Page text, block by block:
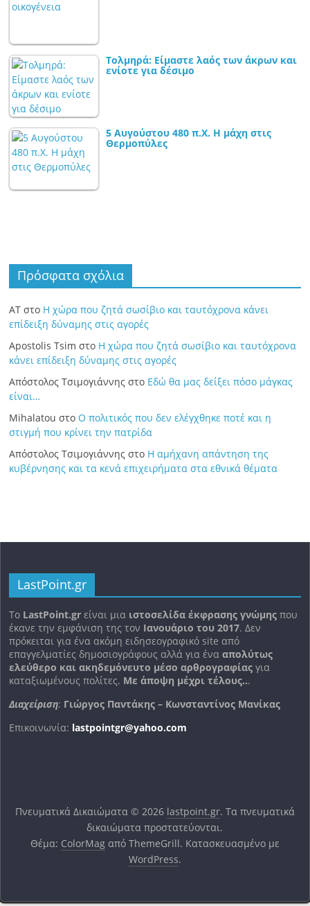
Τολμηρά: Είμαστε λαός των άκρων και
ενίοτε για δέσιμο
5 Αυγούστου 480 π.Χ. Η μάχη στις
Θερμοπύλες
Πρόσφατα σχόλια
ΑΤ στο Η χώρα που ζητά σωσίβιο και ταυτόχρονα κάνει
επίδειξη δύναμης στις αγορές
Apostolis Tsim στο Η χώρα που ζητά σωσίβιο και ταυτόχρονα
κάνει επίδειξη δύναμης στις αγορές
Απόστολος Τσιμογιάννης στο Εδώ θα μας δείξει πόσο μάγκας
είναι…
Mihalatou στοΟ πολιτικός που δεν ελέγχθηκε ποτέ και η
στιγμή που κρίνει την πατρίδα
Απόστολος Τσιμογιάννης στο Η αμήχανη απάντηση της
κυβέρνησης και τα κενά επιχειρήματα στα εθνικά θέματα
LastPoint.gr
To LastPoint.gr είναι μια ιστοσελίδα έκφρασης γνώμης που
έκανε την εμφάνιση της τον Ιανουάριο του 2017. Δεν
πρόκειται για ένα ακόμη ειδησεογραφικό site από
επαγγελματίες δημοσιογράφους αλλά για ένααπολύτως
ελεύθερο και ακηδεμόνευτο μέσο αρθρογραφίας για
καταξιωμένους πολίτες. Με άποψη μέχρι τέλους...
Διαχείριση: Γιώργος Παντάκης – Κωνσταντίνος Μανίκας
Επικοινωνία: lastpointgr@yahoo.com
Πνευματικά Δικαιώματα © 2026 lastpoint.gr. Τα πνευματικά
δικαιώματα προστατεύονται.
Θέμα: ColorMagαπό ThemeGrill. Κατασκευασμένο με
WordPress.